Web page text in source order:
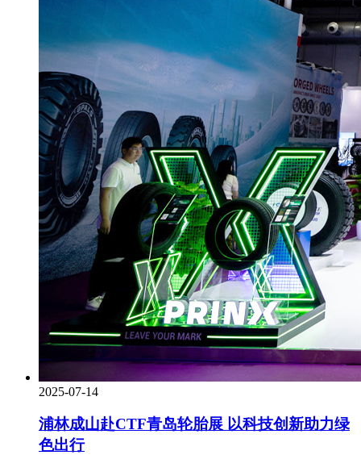
2025-07-14
浦林成山赴CTF青岛轮胎展 以科技创新助力绿
色出行